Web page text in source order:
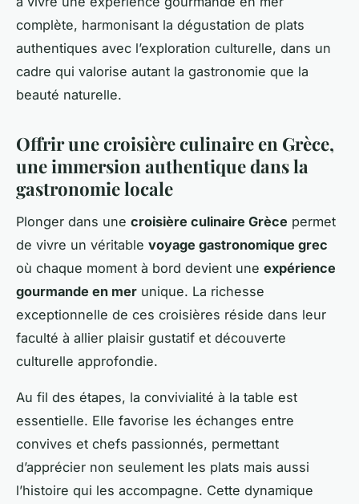
complète, harmonisant la dégustation de plats
authentiques avec l’exploration culturelle, dans un
cadre qui valorise autant la gastronomie que la
beauté naturelle.
Offrir une croisière culinaire en Grèce,
une immersion authentique dans la
gastronomie locale
Plonger dans une croisière culinaire Grèce permet
de vivre un véritable voyage gastronomique grec
où chaque moment à bord devient une expérience
gourmande en mer unique. La richesse
exceptionnelle de ces croisières réside dans leur
faculté à allier plaisir gustatif et découverte
culturelle approfondie.
Au fil des étapes, la convivialité à la table est
essentielle. Elle favorise les échanges entre
convives et chefs passionnés, permettant
d’apprécier non seulement les plats mais aussi
l’histoire qui les accompagne. Cette dynamique